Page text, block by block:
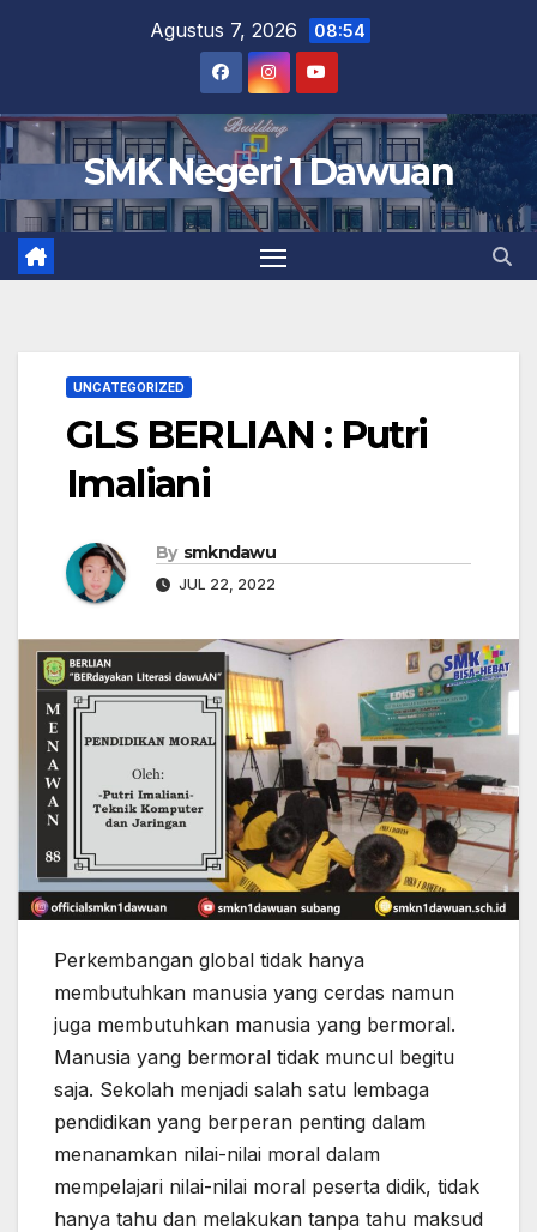
Agustus 7, 2026 08:54
SMK Negeri 1 Dawuan
UNCATEGORIZED
GLS BERLIAN : Putri
Imaliani
By smkndawu
JUL 22, 2022
Perkembangan global tidak hanya
membutuhkan manusia yang cerdas namun
juga membutuhkan manusia yang bermoral.
Manusia yang bermoral tidak muncul begitu
saja. Sekolah menjadi salah satu lembaga
pendidikan yang berperan penting dalam
menanamkan nilai-nilai moral dalam
mempelajari nilai-nilai moral peserta didik, tidak
hanya tahu dan melakukan tanpa tahu maksud